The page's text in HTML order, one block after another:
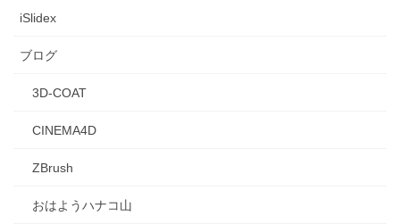
iSlidex
ブログ
3D-COAT
CINEMA4D
ZBrush
おはようハナコ山